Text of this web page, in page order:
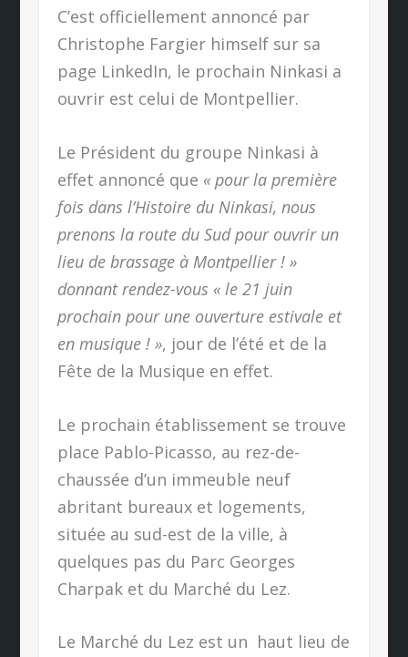
C’est officiellement annoncé par
Christophe Fargier himself sur sa
page LinkedIn, le prochain Ninkasi a
ouvrir est celui de Montpellier.
Le Président du groupe Ninkasi à
effet annoncé que « pour la première
fois dans l’Histoire du Ninkasi, nous
prenons la route du Sud pour ouvrir un
lieu de brassage à Montpellier ! »
donnant rendez-vous « le 21 juin
prochain pour une ouverture estivale et
en musique ! », jour de l’été et de la
Fête de la Musique en effet.
Le prochain établissement se trouve
place Pablo-Picasso, au rez-de-
chaussée d’un immeuble neuf
abritant bureaux et logements,
située au sud-est de la ville, à
quelques pas du Parc Georges
Charpak et du Marché du Lez.
Le Marché du Lez est un haut lieu de